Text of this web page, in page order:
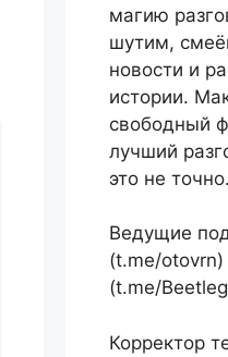
магию
шутим,
новости и
истории.
свободный
лучший
это не точно.
Ведущие
(t.me/otovrn)
(t.me/
Корректор